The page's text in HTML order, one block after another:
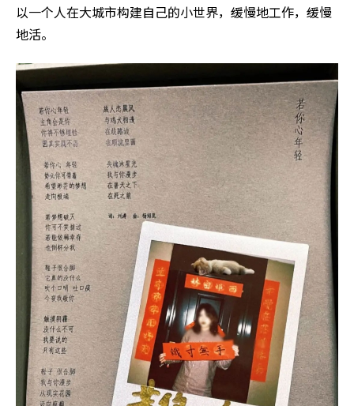
以一个人在大城市构建自己的小世界，缓慢地工作，缓慢
地活。